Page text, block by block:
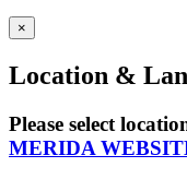
×
Location &
Please select
MERIDA